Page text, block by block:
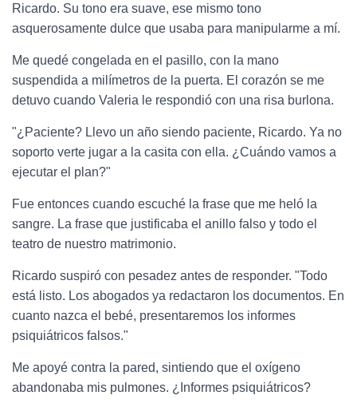
Ricardo. Su tono era suave, ese mismo tono
asquerosamente dulce que usaba para manipularme a mí.
Me quedé congelada en el pasillo, con la mano
suspendida a milímetros de la puerta. El corazón se me
detuvo cuando Valeria le respondió con una risa burlona.
"¿Paciente? Llevo un año siendo paciente, Ricardo. Ya no
soporto verte jugar a la casita con ella. ¿Cuándo vamos a
ejecutar el plan?"
Fue entonces cuando escuché la frase que me heló la
sangre. La frase que justificaba el anillo falso y todo el
teatro de nuestro matrimonio.
Ricardo suspiró con pesadez antes de responder. "Todo
está listo. Los abogados ya redactaron los documentos. En
cuanto nazca el bebé, presentaremos los informes
psiquiátricos falsos."
Me apoyé contra la pared, sintiendo que el oxígeno
abandonaba mis pulmones. ¿Informes psiquiátricos?